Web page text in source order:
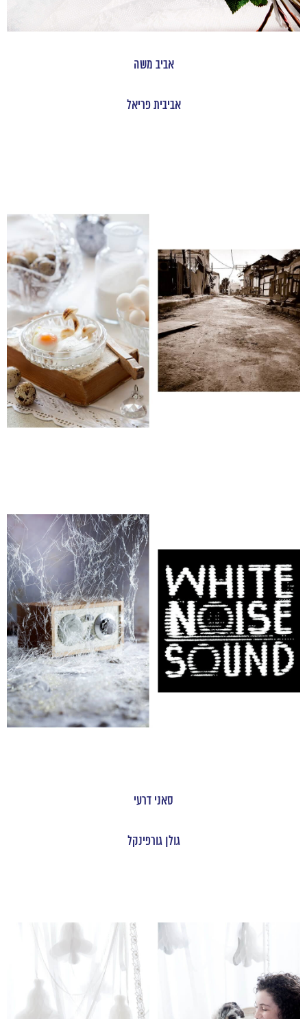
אביב משה
אביבית פריאל
סאני דרעי
גולן גורפינקל